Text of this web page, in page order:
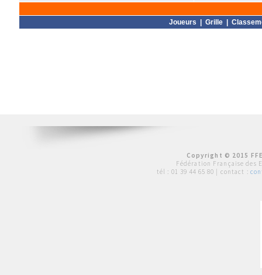
Joueurs Grille
Copyright © 2015
Fédération Française des
tél : 01 39 44 65 80 | contact :